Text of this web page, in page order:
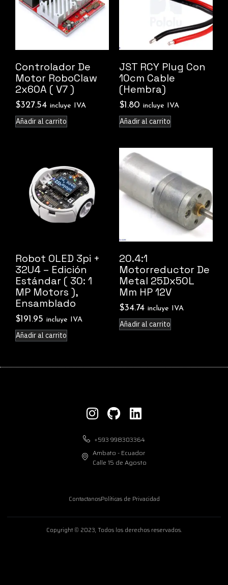
Controlador De
Motor RoboClaw
2x60A ( V7 )
$327.54 incluye IVA
Añadir al carrito
JST RCY Plug Con
10cm Cable
(Hembra)
$1.80 incluye IVA
Añadir al carrito
Robot OLED 3pi +
32U4 – Edición
Estándar ( 30: 1
MP Motors ),
Ensamblado
$191.95 incluye IVA
Añadir al carrito
20.4:1
Motorreductor De
Metal 25Dx50L
Mm HP 12V
$34.74 incluye IVA
Añadir al carrito
+593 998303364
Ambato - Ecuador
Calle 15 de Agosto
ContactanosPolíticas de Privacidad
Copyright © 2023, Todos los derechos reservados.